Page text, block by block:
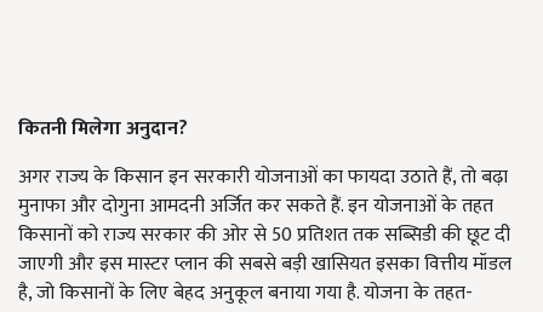
कितनी मिलेगा अनुदान?
अगर राज्य के किसान इन सरकारी योजनाओं का फायदा उठाते हैं, तो बढ़ा
मुनाफा और दोगुना आमदनी अर्जित कर सकते हैं. इन योजनाओं के तहत
किसानों को राज्य सरकार की ओर से 50 प्रतिशत तक सब्सिडी की छूट दी
जाएगी और इस मास्टर प्लान की सबसे बड़ी खासियत इसका वित्तीय मॉडल
है, जो किसानों के लिए बेहद अनुकूल बनाया गया है. योजना के तहत-